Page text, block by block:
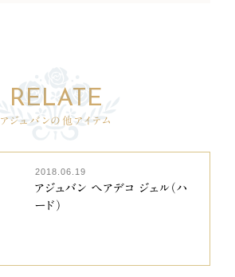
アジュバンの他アイテム
2018.06.19
アジュバン ヘアデコ ジェル（ハ
ード）